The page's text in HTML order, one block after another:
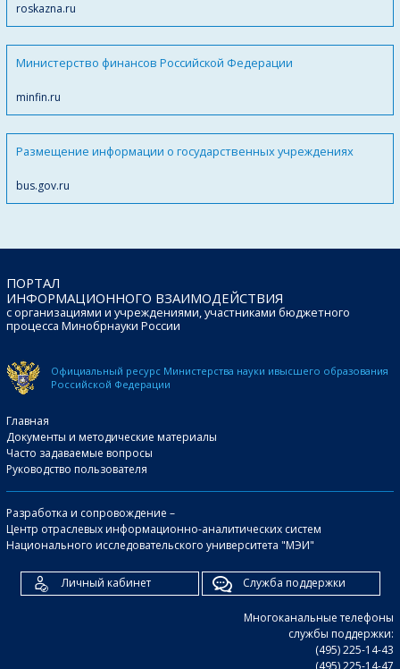
roskazna.ru
Министерство финансов Российской Федерации
minfin.ru
Размещение информации о государственных учреждениях
bus.gov.ru
ПОРТАЛ
ИНФОРМАЦИОННОГО ВЗАИМОДЕЙСТВИЯ
с организациями и учреждениями, участниками бюджетного
процесса Минобрнауки России
Официальный ресурс Министерства науки ивысшего образования
Российской Федерации
Главная
Документы и методические материалы
Часто задаваемые вопросы
Руководство пользователя
Разработка и сопровождение –
Центр отраслевых информационно-аналитических систем
Национального исследовательского университета "МЭИ"
Личный кабинет Служба поддержки
Многоканальные телефоны
службы поддержки:
(495) 225-14-43
(495) 225-14-47